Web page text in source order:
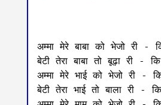
अम्मा मेरे बाबा को भेजो री -
बेटी तेरा बाबा तो बूढ़ा री -
अम्मा मेरे भाई को भेजो री -
बेटी तेरा भाई तो बाला री -